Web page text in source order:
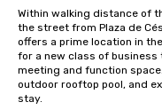
Within walking distance of
the street from Plaza de
offers a prime location in
for a new class of
meeting and function
outdoor rooftop pool, and
stay.